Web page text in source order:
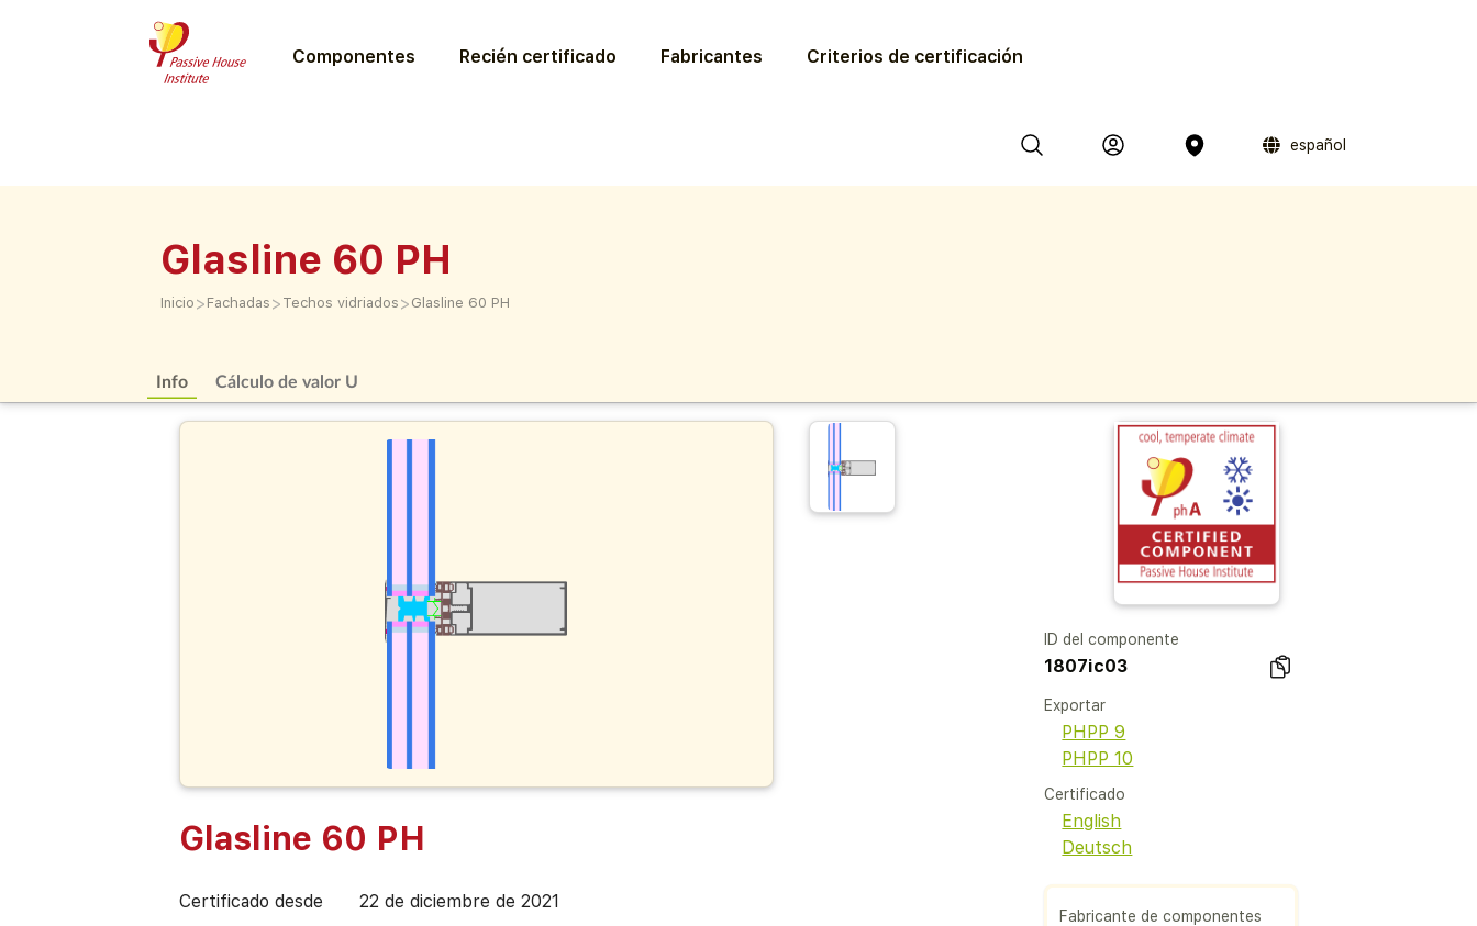
Componentes Recién certificado Fabricantes Criterios de certificación
español
Glasline 60 PH
Inicio > Fachadas > Techos vidriados > Glasline 60 PH
Info Cálculo de valor U
Glasline 60 PH
Certificado desde 22 de diciembre de 2021
ID del componente
1807ic03
Exportar
PHPP 9
PHPP 10
Certificado
English
Deutsch
Fabricante de componentes